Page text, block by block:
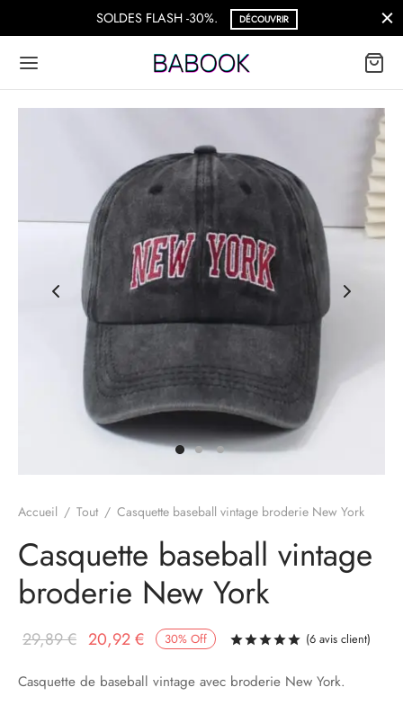
SOLDES FLASH -30%. DÉCOUVRIR
Accueil / Tout / Casquette baseball vintage broderie New York
Casquette baseball vintage
broderie New York
30% Off Notésur 5
(6 avis client)
29,89€ Le prix
était :
20,92€ Le prix
est :
Casquette de baseball vintage avec broderie New York.